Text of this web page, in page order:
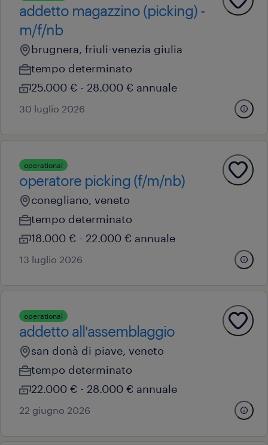
addetto magazzino (picking) -
m/f/nb
brugnera, friuli-venezia giulia
tempo determinato
25.000 € - 28.000 € annuale
30 luglio 2026
operational
operatore picking (f/m/nb)
conegliano, veneto
tempo determinato
18.000 € - 22.000 € annuale
13 luglio 2026
operational
addetto all'assemblaggio
san donà di piave, veneto
tempo determinato
22.000 € - 28.000 € annuale
22 giugno 2026